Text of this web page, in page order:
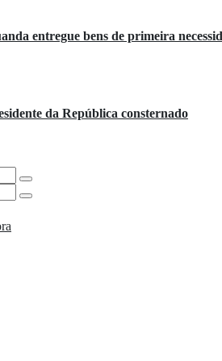
entregue bens de primeira
da República consternado